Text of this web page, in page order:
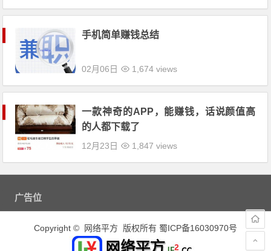
手机简单赚钱总结
02月06日 1,674 views
一款神奇的APP，能赚钱，话说颜值高
的人都下载了
12月23日 1,847 views
广告位
Copyright © 网络平方 版权所有 蜀ICP备16030970号